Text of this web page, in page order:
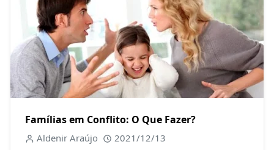
Famílias em Conflito: O Que Fazer?
Aldenir Araújo 2021/12/13